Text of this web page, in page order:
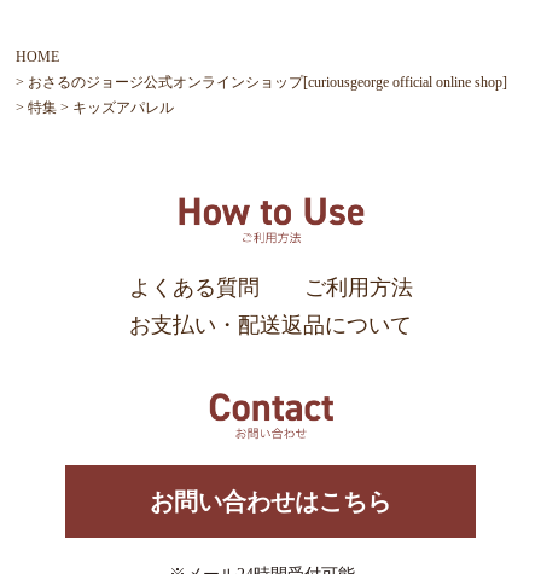
HOME
おさるのジョージ公式オンラインショップ[curiousgeorge official online shop]
特集
キッズアパレル
よくある質問
ご利用方法
お支払い・配送返品について
お問い合わせはこちら